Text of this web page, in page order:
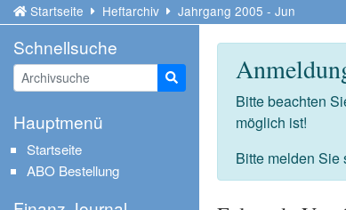
Startseite Heftarchiv Jahrgang 2005 - Jun
Bitte beachten
möglich ist!
Bitte melden Sie
Schnellsuche
Suche starten
Hauptmenü
Startseite
ABO Bestellung